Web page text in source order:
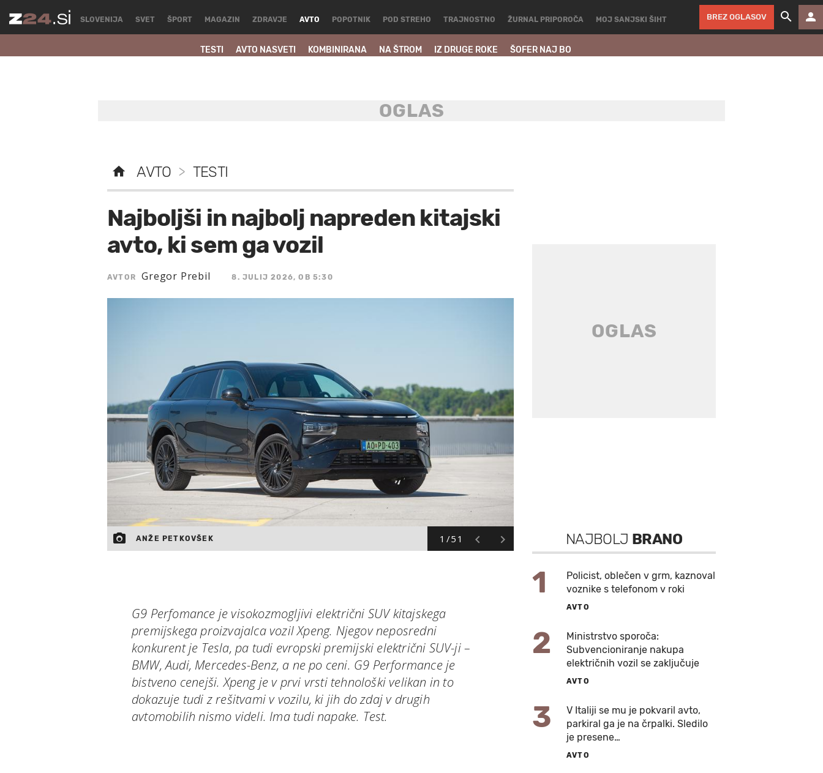
SLOVENIJA SVET ŠPORT MAGAZIN ZDRAVJE AVTO
TESTI AVTO NASVETI KOMBINIRANA NA ŠTROM IZ DRUGE ROKE ŠOFER NAJ BO
POPOTNIK POD STREHO TRAJNOSTNO ŽURNAL PRIPOROČA MOJ SANJSKI ŠIHT BREZ OGLASOV
AVTO > TESTI
Najboljši in najbolj napreden kitajski
avto, ki sem ga vozil
AVTOR Gregor Prebil 8. JULIJ 2026, OB 5:30
1/51
ANŽE PETKOVŠEK
G9 Perfomance je visokozmogljivi električni SUV kitajskega
premijskega proizvajalca vozil Xpeng. Njegov neposredni
konkurent je Tesla, pa tudi evropski premijski električni SUV-ji –
BMW, Audi, Mercedes-Benz, a ne po ceni. G9 Performance je
bistveno cenejši. Xpeng je v prvi vrsti tehnološki velikan in to
dokazuje tudi z rešitvami v vozilu, ki jih do zdaj v drugih
avtomobilih nismo videli. Ima tudi napake. Test.
NAJBOLJ BRANO
1
Policist, oblečen v grm, kaznoval
voznike s telefonom v roki
AVTO
2
Ministrstvo sporoča:
Subvencioniranje nakupa
električnih vozil se zaključuje
AVTO
3
V Italiji se mu je pokvaril avto,
parkiral ga je na črpalki. Sledilo
je presene…
AVTO